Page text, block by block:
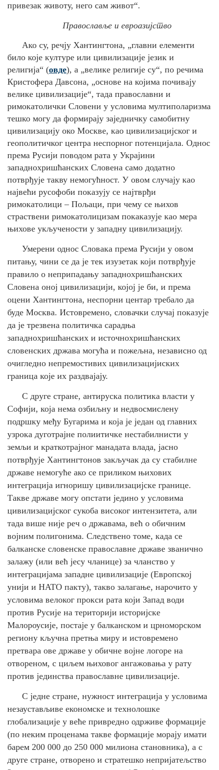
привезак животу, него сам живот“.
Православље и евроазијство
Ако су, речју Хантингтона, „главни елементи
било које културе или цивилизације језик и
религија“ (овде), а „велике религије су“, по речима
Кристофера Давсона, „основе на којима почивају
велике цивилизације“, тада православни и
римокатолички Словени у условима мултиполаризма
тешко могу да формирају заједничку самобитну
цивилизацију око Москве, као цивилизацијског и
геополитичког центра неспорног потенцијала. Однос
према Русији поводом рата у Украјини
западнохришћанских Словена само додатно
потврђује такву немогућност. У овом случају као
највећи русофоби показују се најтврђи
римокатолици – Пољаци, при чему се њихов
страствени римокатолицизам покаказује као мера
њихове укључености у западну цивилизацију.
Умерени однос Словака према Русији у овом
питању, чини се да је тек изузетак који потврђује
правило о неприпадању западнохришћанских
Словена оној цивилизацији, којој је би, и према
оцени Хантингтона, неспорни центар требало да
буде Москва. Истовремено, словачки случај показује
да је трезвена политичка сарадња
западнохришћанских и источнохришћанских
словенских држава могућа и пожељна, независно од
очигледно непремостивих цивилизацијиских
граница које их раздвајају.
С друге стране, антируска политика власти у
Софији, која нема озбиљну и недвосмислену
подршку међу Бугарима и која је један од главних
узрока дуготрајне полиитичке нестабилнисти у
земљи и краткотрајног манадата влада, јасно
потврђује Хантингтонов закључак да су стабилне
државе немогуће ако се приликом њихових
интеграција игноришу цивилизацијске границе.
Такве државе могу опстати једино у условима
цивилизацијског сукоба високог интензитета, али
тада више није реч о државама, већ о обичним
војним полигонима. Следствено томе, када се
балканске словенске православне државе званично
залажу (или већ јесу чланице) за чланство у
интеграцијама западне цивилизације (Европској
унији и НАТО пакту), такво залагање, нарочито у
условима велоког прокси рата који Запад води
против Русије на територији историјске
Малороусије, постаје у балканском и црноморском
региону кључна претња миру и истовремено
претвара ове државе у обичне војне логоре на
отвореном, с циљем њиховог ангажовања у рату
против јединства православне цивилизације.
С једне стране, нужност интеграција у условима
незаустављиве економске и технолошке
глобализације у веће привредно одрживе формације
(по неким проценама такве формације морају имати
барем 200 000 до 250 000 милиона становника), а с
друге стране, отворено и стратешко непријатељство